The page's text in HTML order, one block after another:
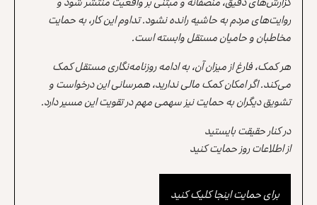
روایت‌های مردم به حاشیه رانده نشود. تداوم این کار، به حمایت
مخاطبان و حامیان مستقل وابسته است.
هر کمک، فارغ از میزان آن، به ادامه روزنامه‌نگاری مستقل کمک
می‌کند. اگر امکان کمک مالی ندارید، همرسانی این درخواست و
تشویق دیگران به حمایت نیز سهمی مهم در تقویت این مسیر دارد.
در کنار حقیقت بایستید
از اطلاعات روز حمایت کنید
برای حمایت اینجا کلیک کنید